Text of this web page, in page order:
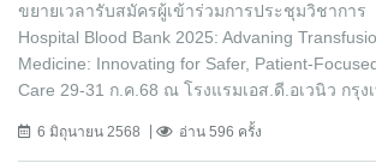
ขยายเวลารับสมัครผู้เข้าร่วมการประชุมวิชาการ
Hospital Blood Bank 2025: Advaning
Medicine: Innovating for Safer, Patient-
Care 29-31 ก.ค.68 ณ โรงแรมเอส.ดี.อเวนิว กรุง
6 มิถุนายน 2568 อ่าน 596 ครั้ง